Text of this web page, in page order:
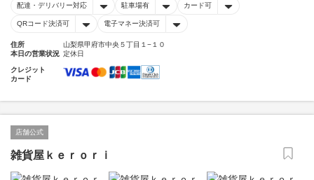
配達・デリバリー対応 駐車場有 カード可
QRコード決済可 電子マネー決済可
住所
山梨県甲府市中央５丁目１−１０
本日の営業状況 定休日
クレジット
カード
店舗公式
雑貨屋ｋｅｒｏｒｉ